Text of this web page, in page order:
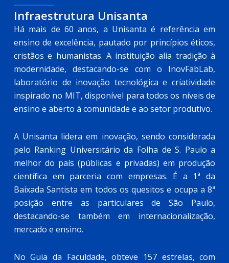
Infraestrutura Unisanta
Há mais de 60 anos, a Unisanta é referência em
ensino de excelência, pautado por princípios éticos,
cristãos e humanistas. A instituição alia tradição à
modernidade, destacando-se com o InovFabLab,
laboratório de inovação tecnológica e criatividade
inspirado no MIT, disponível para todos os níveis de
ensino e aberto à comunidade e ao setor produtivo.
A Unisanta lidera em inovação, sendo considerada
pelo Ranking Universitário da Folha de S. Paulo a
melhor do país (públicas e privadas) em produção
científica em parceria com empresas. É a 1ª da
Baixada Santista em todos os quesitos e ocupa a 8ª
posição entre as particulares de São Paulo,
destacando-se também em internacionalização,
mercado e ensino.
No Guia da Faculdade, obteve 157 estrelas, com